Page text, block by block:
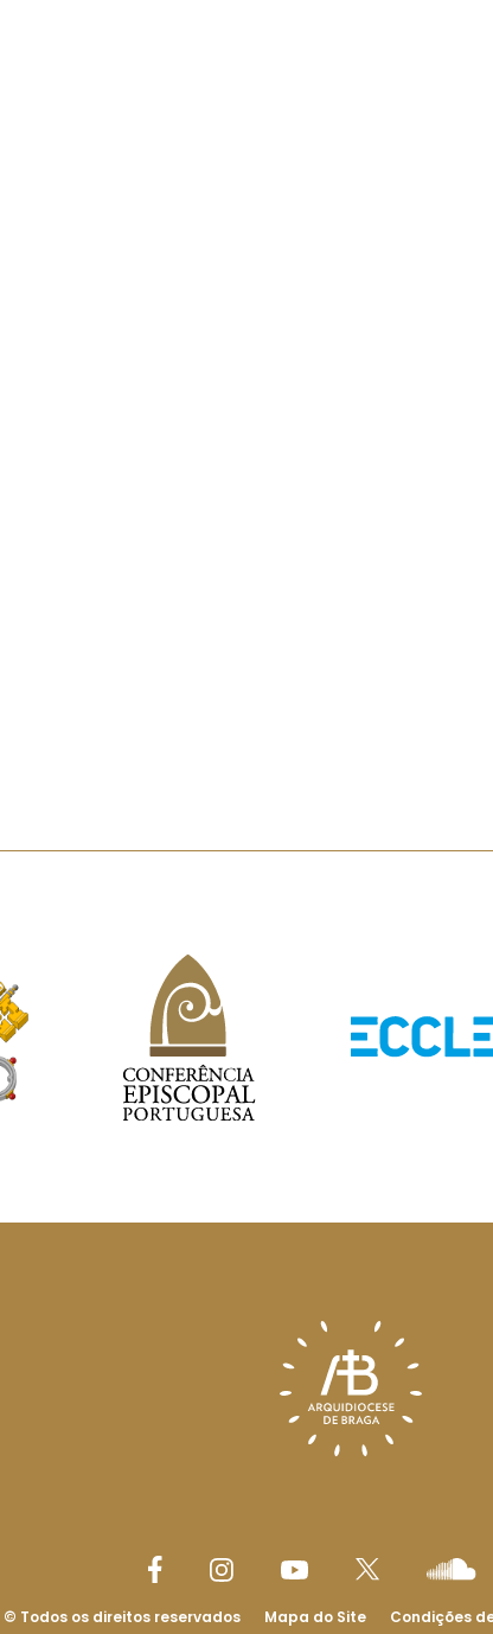
© Todos os direitos reservados Mapa do Site Condições